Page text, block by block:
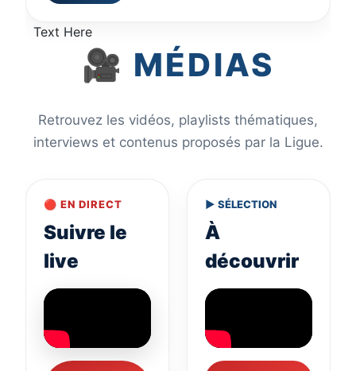
Text Here
🎥 MÉDIAS
Retrouvez les vidéos, playlists thématiques,
interviews et contenus proposés par la Ligue.
🔴 EN DIRECT
Suivre le
live
▶ SÉLECTION
À
découvrir